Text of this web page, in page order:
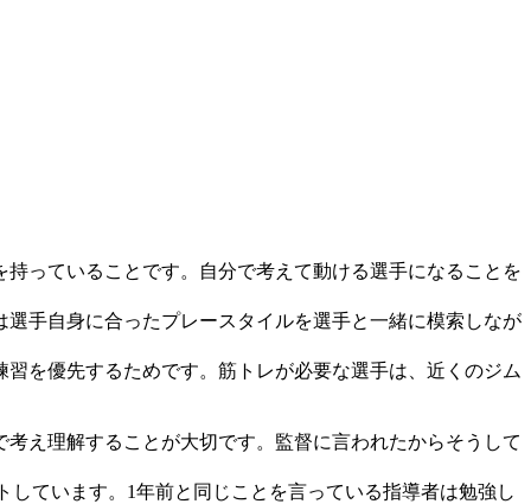
っていることです。自分で考えて動ける選手になることを
手自身に合ったプレースタイルを選手と一緒に模索しなが
を優先するためです。筋トレが必要な選手は、近くのジム
え理解することが大切です。監督に言われたからそうして
ています。1年前と同じことを言っている指導者は勉強し